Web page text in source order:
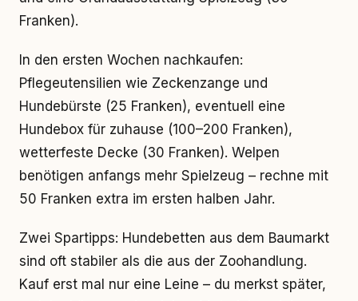
Franken).
In den ersten Wochen nachkaufen:
Pflegeutensilien wie Zeckenzange und
Hundebürste (25 Franken), eventuell eine
Hundebox für zuhause (100–200 Franken),
wetterfeste Decke (30 Franken). Welpen
benötigen anfangs mehr Spielzeug – rechne mit
50 Franken extra im ersten halben Jahr.
Zwei Spartipps: Hundebetten aus dem Baumarkt
sind oft stabiler als die aus der Zoohandlung.
Kauf erst mal nur eine Leine – du merkst später,